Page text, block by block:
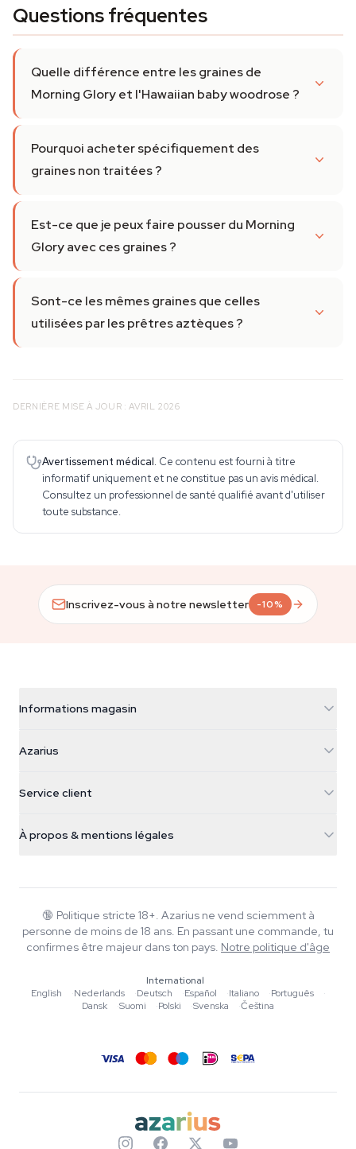
Questions fréquentes
Quelle différence entre les graines de
Morning Glory et l'Hawaiian baby woodrose ?
Pourquoi acheter spécifiquement des
graines non traitées ?
Est-ce que je peux faire pousser du Morning
Glory avec ces graines ?
Sont-ce les mêmes graines que celles
utilisées par les prêtres aztèques ?
DERNIÈRE MISE À JOUR : AVRIL 2026
Avertissement médical. Ce contenu est fourni à titre
informatif uniquement et ne constitue pas un avis médical.
Consultez un professionnel de santé qualifié avant d'utiliser
toute substance.
Inscrivez-vous à notre newsletter -10%
Informations magasin
Galvaniweg 11
Nederland
+31(0)204897914
Azarius
Smokeshop
Service client
Politique de retour
Politique de confidentialité
À propos & mentions légales
Wiki
Musique
Normes éditoriales
Outils & Calculateurs
🔞 Politique stricte 18+. Azarius ne vend sciemment à
personne de moins de 18 ans. En passant une commande, tu
confirmes être majeur dans ton pays. Notre politique d'âge
International
English
·Nederlands ·Deutsch ·Español ·Italiano ·Português
·
Dansk
·Suomi ·Polski ·Svenska ·Čeština